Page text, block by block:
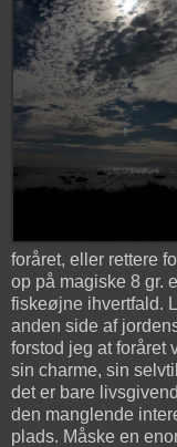
foråret, eller rettere
op på magiske 8 gr.
fiskeøjne ihvertfald.
anden side af
forstod jeg at foråret
sin charme, sin
det er bare
den manglende
plads. Måske en